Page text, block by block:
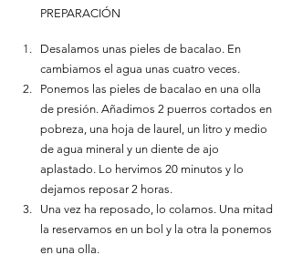
PREPARACIÓN
Desalamos unas pieles de bacalao. En
cambiamos el agua unas cuatro veces.
Ponemos las pieles de bacalao en una olla
de presión. Añadimos 2 puerros cortados en
pobreza, una hoja de laurel, un litro y medio
de agua mineral y un diente de ajo
aplastado. Lo hervimos 20 minutos y lo
dejamos reposar 2 horas.
Una vez ha reposado, lo colamos. Una mitad
la reservamos en un bol y la otra la ponemos
en una olla.